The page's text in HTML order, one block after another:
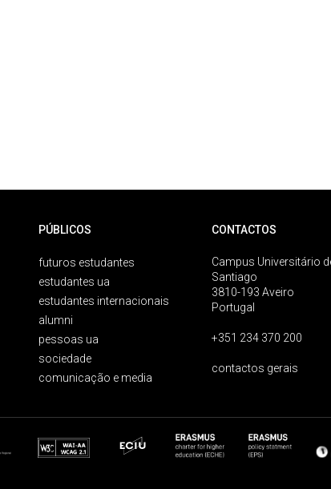
PÚBLICOS
futuros estudantes
estudantes ua
estudantes internacionais
alumni
pessoas ua
sociedade
comunicação e media
CONTACTOS
Campus Universitário
Santiago
3810-193 Aveiro
Portugal
+351 234 370 200
contactos gerais